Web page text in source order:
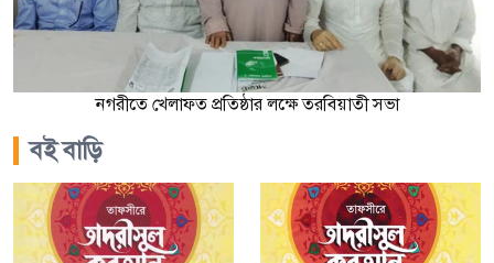
নগরীতে খেলাফত প্রতিষ্ঠার লক্ষে তরবিয়াতী সভা
বই বাড়ি